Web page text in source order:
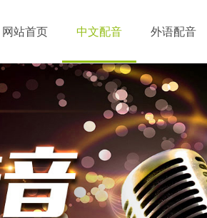
网站首页 中文配音 外语配音